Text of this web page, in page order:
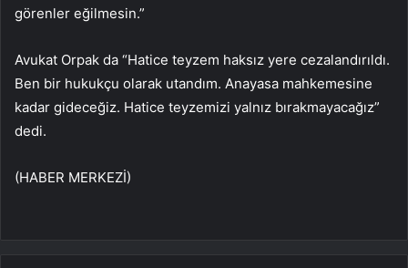
görenler eğilmesin.”
Avukat Orpak da “Hatice teyzem haksız yere cezalandırıldı.
Ben bir hukukçu olarak utandım. Anayasa mahkemesine
kadar gideceğiz. Hatice teyzemizi yalnız bırakmayacağız”
dedi.
(HABER MERKEZİ)